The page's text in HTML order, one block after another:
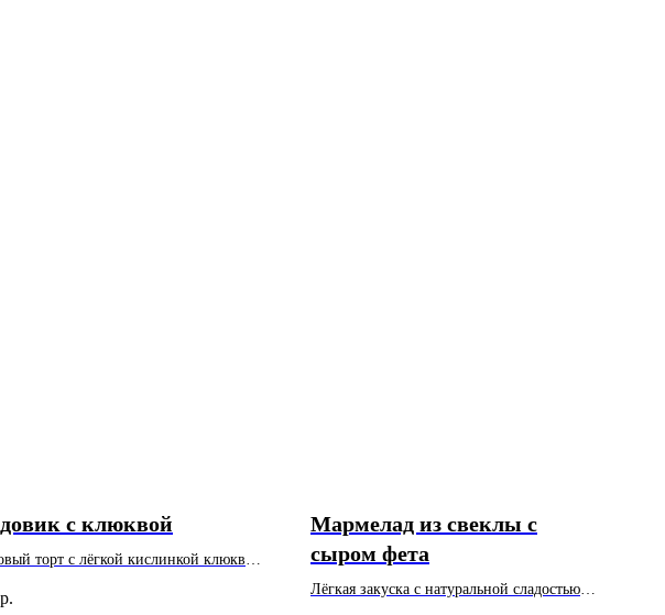
с клюквой
торт с лёгкой кислинкой клюквы.
заказ - 10 шт.
р.
Мармелад из свеклы с
сыром фета
Лёгкая закуска с натуральной сладостью